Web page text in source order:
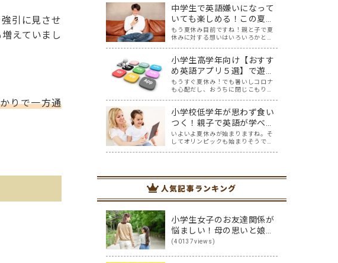
引に見させ
えていまし
りで一方通
題に変わっていました。 ほめ言葉、
相づちなど、おうち英語といえばプ
ラスの言葉でしょ、と思っていたけ
れど、思…
中学生で英語嫌いになって
いても楽しめる！この夏中
学生におすすめの英語学習
動画５選
もう夏休み目前ですね！親と子で夏
休みに対する想いはいろいろかと思
合、中3受験生の息子は夏休みは連日
塾の夏期講座に通うことになりそう
です。全国の受験生の皆さん、がん
ばってください…
小学生高学年向け【おすす
め英語アプリ５選】で遊び
ながら楽しく英語を学ぼ
う！
もうすぐ夏休み！でも暑いしコロナ
も心配だし、おうちに閉じこもりが
り、おうちの方は頭を悩ませている
かもしれませんね。そこで、遊び感
覚で英語の勉強ができちゃう、親と
子どもにとってWi…
小学校低学年が思わず食い
つく！親子で英語が学べる
オススメのアプリ5選
いよいよ夏休みが始まりますね。そ
してオリンピックも始まりそうです
ありますが、私はもし開催されるな
ら、子供たちと…
人気記事ランキング
小学生女子のお友達関係が
悩ましい！母の思いと娘の
思いを伝え合った親子
(40137views)